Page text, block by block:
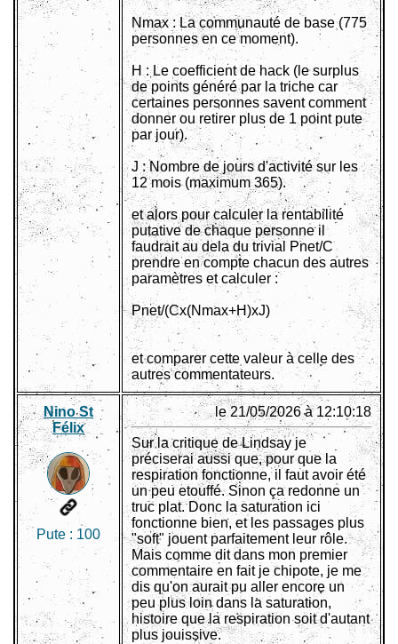
Nmax : La communauté de base (775
personnes en ce moment).
H : Le coefficient de hack (le surplus
de points généré par la triche car
certaines personnes savent comment
donner ou retirer plus de 1 point pute
par jour).
J : Nombre de jours d'activité sur les
12 mois (maximum 365).
et alors pour calculer la rentabilité
putative de chaque personne il
faudrait au dela du trivial Pnet/C
prendre en compte chacun des autres
paramètres et calculer :
Pnet/(Cx(Nmax+H)xJ)
et comparer cette valeur à celle des
autres commentateurs.
Nino St
Félix
Pute : 100
le 21/05/2026 à 12:10:18
Sur la critique de Lindsay je
préciserai aussi que, pour que la
respiration fonctionne, il faut avoir été
un peu etouffé. Sinon ça redonne un
truc plat. Donc la saturation ici
fonctionne bien, et les passages plus
"soft" jouent parfaitement leur rôle.
Mais comme dit dans mon premier
commentaire en fait je chipote, je me
dis qu'on aurait pu aller encore un
peu plus loin dans la saturation,
histoire que la respiration soit d'autant
plus jouissive.